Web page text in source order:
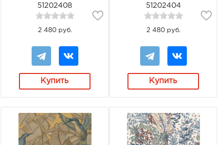
51202408
2 480 руб.
Купить
51202404
2 480 руб.
Купить